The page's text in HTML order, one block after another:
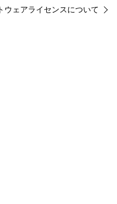
ウェアライセンスについて